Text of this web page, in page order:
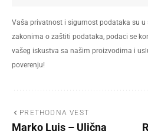
Vaša privatnost i sigurnost podataka su u
zakonima o zaštiti podataka, podaci se
vašeg iskustva sa našim proizvodima i
poverenju!
PRETHODNA VEST
Marko Luis – Ulična